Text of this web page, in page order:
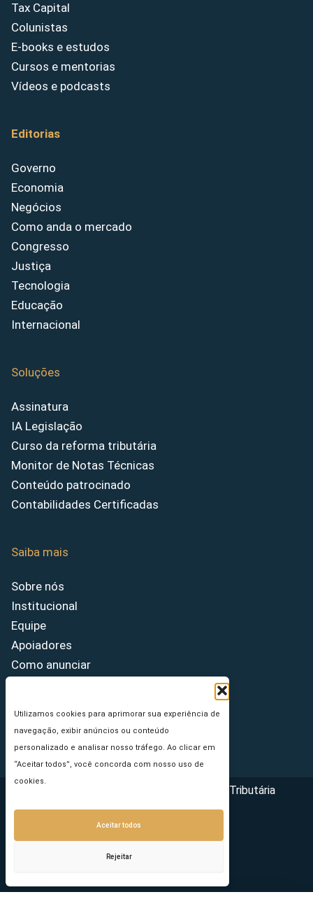
Utilizamos cookies para aprimorar sua experiência de
navegação, exibir anúncios ou conteúdo
personalizado e analisar nosso tráfego. Ao clicar em
“Aceitar todos”, você concorda com nosso uso de
cookies.
Aceitar todos
Rejeitar
Tax Capital
Colunistas
E-books e estudos
Cursos e mentorias
Vídeos e podcasts
Editorias
Governo
Economia
Negócios
Como anda o mercado
Congresso
Justiça
Tecnologia
Educação
Internacional
Soluções
Assinatura
IA Legislação
Curso da reforma tributária
Monitor de Notas Técnicas
Conteúdo patrocinado
Contabilidades Certificadas
Saiba mais
Sobre nós
Institucional
Equipe
Apoiadores
Como anunciar
Princípios Editoriais
Copyright © 2026 - Portal da Reforma Tributária